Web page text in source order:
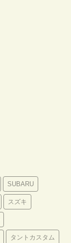
SUBARU
スズキ
タントカスタム